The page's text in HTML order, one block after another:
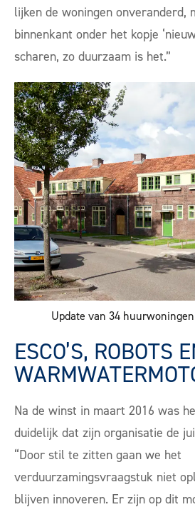
lijken de woningen onveranderd,
binnenkant onder het kopje
scharen, zo duurzaam is het.”
Update van 34
ESCO’S, ROBOTS
Na de winst in maart 2016 was
duidelijk dat zijn organisatie de
“Door stil te zitten gaan we het
verduurzamingsvraagstuk niet
blijven innoveren. Er zijn op dit